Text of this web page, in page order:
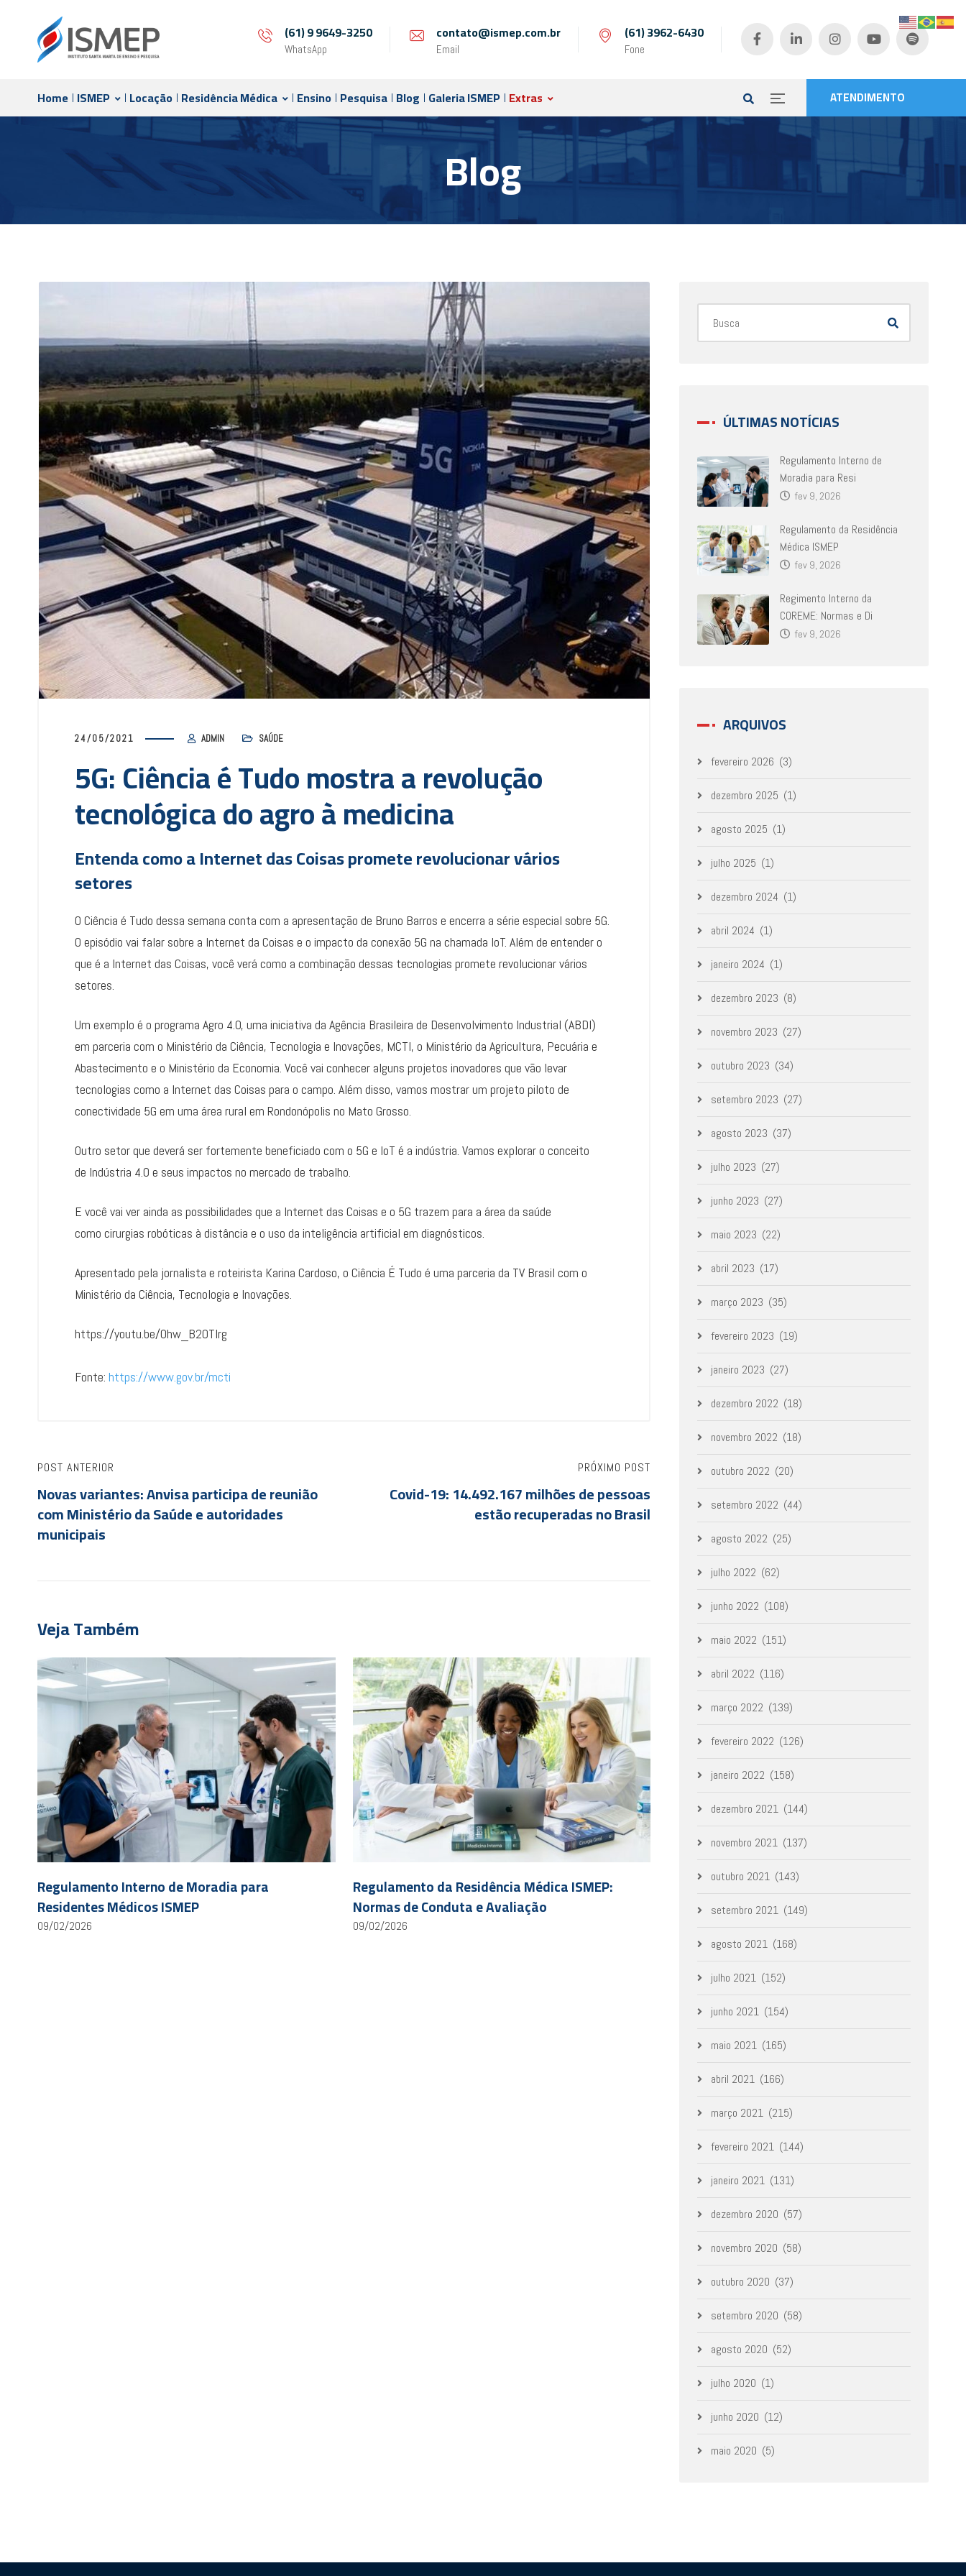
(61) 9 9649-3250
WhatsApp
contato@ismep.com.br
Email
(61) 3962-6430
Fone
ATENDIMENTO
Home ISMEP Locação Residência Médica Ensino Pesquisa Blog Galeria ISMEP Extras
Blog
24/05/2021 ADMIN SAÚDE
5G: Ciência é Tudo mostra a revolução
tecnológica do agro à medicina
Entenda como a Internet das Coisas promete revolucionar vários
setores
O Ciência é Tudo dessa semana conta com a apresentação de Bruno Barros e encerra a série especial sobre 5G.
O episódio vai falar sobre a Internet da Coisas e o impacto da conexão 5G na chamada IoT. Além de entender o
que é a Internet das Coisas, você verá como a combinação dessas tecnologias promete revolucionar vários
setores.
Um exemplo é o programa Agro 4.0, uma iniciativa da Agência Brasileira de Desenvolvimento Industrial (ABDI)
em parceria com o Ministério da Ciência, Tecnologia e Inovações, MCTI, o Ministério da Agricultura, Pecuária e
Abastecimento e o Ministério da Economia. Você vai conhecer alguns projetos inovadores que vão levar
tecnologias como a Internet das Coisas para o campo. Além disso, vamos mostrar um projeto piloto de
conectividade 5G em uma área rural em Rondonópolis no Mato Grosso.
Outro setor que deverá ser fortemente beneficiado com o 5G e IoT é a indústria. Vamos explorar o conceito
de Indústria 4.0 e seus impactos no mercado de trabalho.
E você vai ver ainda as possibilidades que a Internet das Coisas e o 5G trazem para a área da saúde
como cirurgias robóticas à distância e o uso da inteligência artificial em diagnósticos.
Apresentado pela jornalista e roteirista Karina Cardoso, o Ciência É Tudo é uma parceria da TV Brasil com o
Ministério da Ciência, Tecnologia e Inovações.
https://youtu.be/0hw_B2OTlrg
Fonte: https://www.gov.br/mcti
POST ANTERIOR
Novas variantes: Anvisa participa de reunião
com Ministério da Saúde e autoridades
municipais
PRÓXIMO POST
Covid-19: 14.492.167 milhões de pessoas
estão recuperadas no Brasil
Veja Também
Regulamento Interno de Moradia para
Residentes Médicos ISMEP
09/02/2026
Regulamento da Residência Médica ISMEP:
Normas de Conduta e Avaliação
09/02/2026
ÚLTIMAS NOTÍCIAS
Regulamento Interno de
Moradia para Resi
fev 9, 2026
Regulamento da Residência
Médica ISMEP
fev 9, 2026
Regimento Interno da
COREME: Normas e Di
fev 9, 2026
ARQUIVOS
fevereiro 2026 (3)
dezembro 2025 (1)
agosto 2025 (1)
julho 2025 (1)
dezembro 2024 (1)
abril 2024 (1)
janeiro 2024 (1)
dezembro 2023 (8)
novembro 2023 (27)
outubro 2023 (34)
setembro 2023 (27)
agosto 2023 (37)
julho 2023 (27)
junho 2023 (27)
maio 2023 (22)
abril 2023 (17)
março 2023 (35)
fevereiro 2023 (19)
janeiro 2023 (27)
dezembro 2022 (18)
novembro 2022 (18)
outubro 2022 (20)
setembro 2022 (44)
agosto 2022 (25)
julho 2022 (62)
junho 2022 (108)
maio 2022 (151)
abril 2022 (116)
março 2022 (139)
fevereiro 2022 (126)
janeiro 2022 (158)
dezembro 2021 (144)
novembro 2021 (137)
outubro 2021 (143)
setembro 2021 (149)
agosto 2021 (168)
julho 2021 (152)
junho 2021 (154)
maio 2021 (165)
abril 2021 (166)
março 2021 (215)
fevereiro 2021 (144)
janeiro 2021 (131)
dezembro 2020 (57)
novembro 2020 (58)
outubro 2020 (37)
setembro 2020 (58)
agosto 2020 (52)
julho 2020 (1)
junho 2020 (12)
maio 2020 (5)